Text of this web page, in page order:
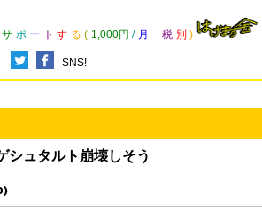
サ ポ ー ト す る ( 1,000円 / 月 税 別 )
SNS!
シュタルト崩壊しそう